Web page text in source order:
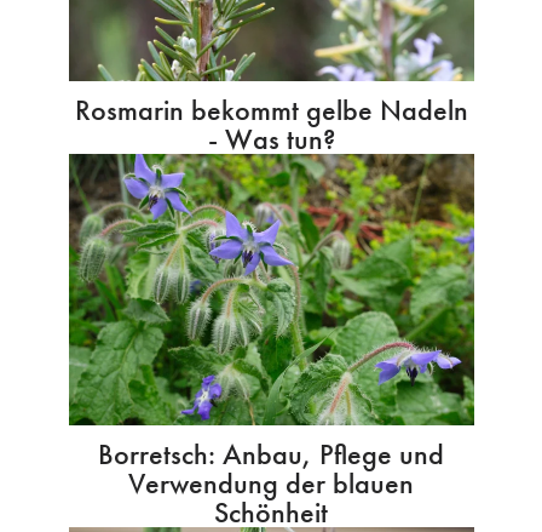
Rosmarin bekommt gelbe Nadeln
- Was tun?
Borretsch: Anbau, Pflege und
Verwendung der blauen
Schönheit